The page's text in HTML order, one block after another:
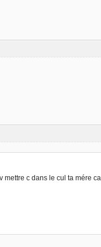
mettre c dans le cul ta mére ca